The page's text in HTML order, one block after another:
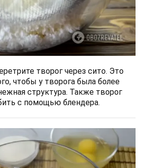
творог через сито. Это
чтобы у творога была более
структура. Также творог
с помощью блендера.